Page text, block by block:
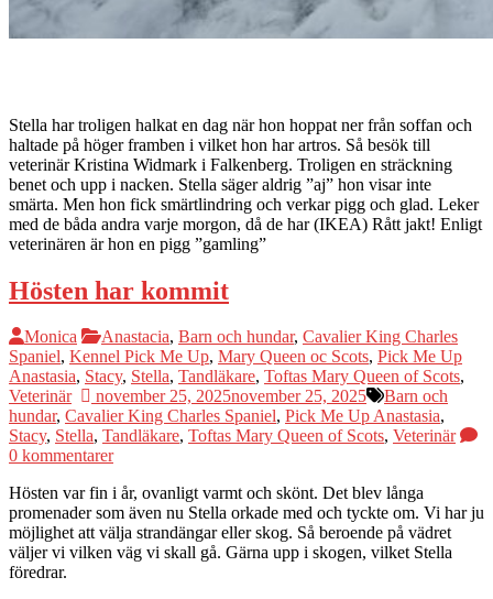
Stella har troligen halkat en dag när hon hoppat ner från soffan och
haltade på höger framben i vilket hon har artros. Så besök till
veterinär Kristina Widmark i Falkenberg. Troligen en sträckning
benet och upp i nacken. Stella säger aldrig ”aj” hon visar inte
smärta. Men hon fick smärtlindring och verkar pigg och glad. Leker
med de båda andra varje morgon, då de har (IKEA) Rått jakt! Enligt
veterinären är hon en pigg ”gamling”
Hösten har kommit
Monica Anastacia, Barn och hundar, Cavalier King Charles
Spaniel, Kennel Pick Me Up, Mary Queen oc Scots, Pick Me Up
Anastasia, Stacy, Stella, Tandläkare, Toftas Mary Queen of Scots,
Veterinär
november 25, 2025november 25, 2025
Barn och
hundar, Cavalier King Charles Spaniel, Pick Me Up Anastasia,
Stacy, Stella, Tandläkare, Toftas Mary Queen of Scots, Veterinär
0 kommentarer
Hösten var fin i år, ovanligt varmt och skönt. Det blev långa
promenader som även nu Stella orkade med och tyckte om. Vi har ju
möjlighet att välja strandängar eller skog. Så beroende på vädret
väljer vi vilken väg vi skall gå. Gärna upp i skogen, vilket Stella
föredrar.